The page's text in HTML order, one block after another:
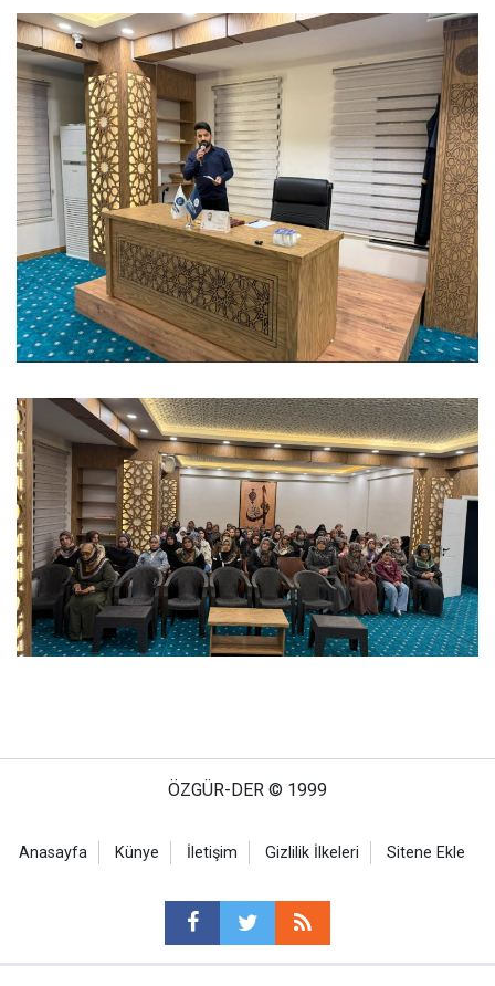
ÖZGÜR-DER © 1999
Anasayfa Künye İletişim Gizlilik İlkeleri Sitene Ekle